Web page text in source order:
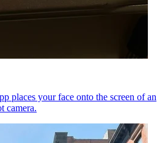
places your face onto the screen of an
camera.